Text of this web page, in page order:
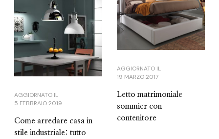
AGGIORNATO IL
5 FEBBRAIO 2019
Come arredare casa in
stile industriale: tutto
AGGIORNATO IL
19 MARZO 2017
Letto matrimoniale
sommier con
contenitore